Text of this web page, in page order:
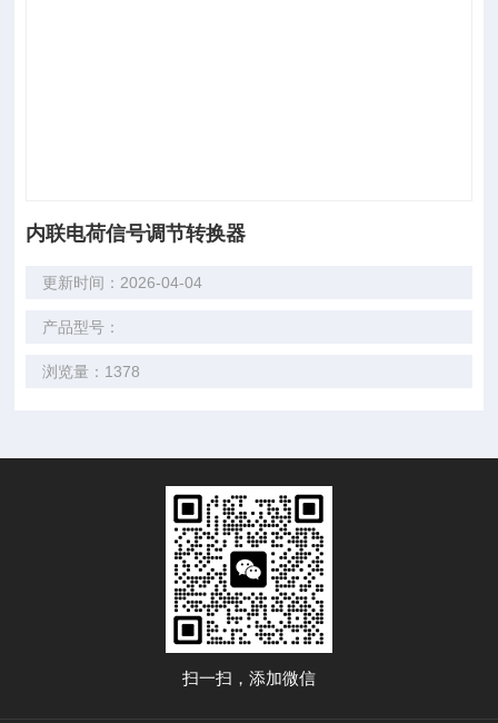
内联电荷信号调节转换器
更新时间：2026-04-04
产品型号：
浏览量：1378
扫一扫，添加微信